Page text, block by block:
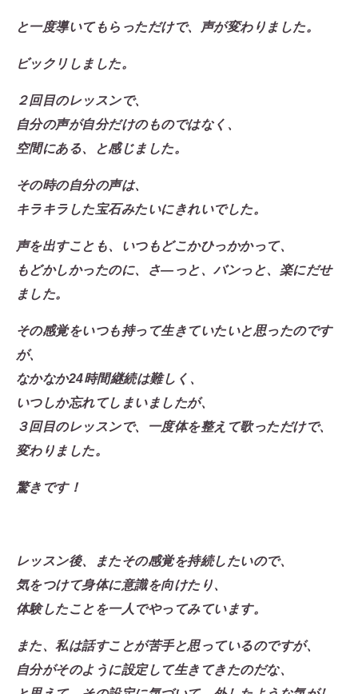
と一度導いてもらっただけで、声が変わりました。
ビックリしました。
２回目のレッスンで、
自分の声が自分だけのものではなく、
空間にある、と感じました。
その時の自分の声は、
キラキラした宝石みたいにきれいでした。
声を出すことも、いつもどこかひっかかって、
もどかしかったのに、さ―っと、バンっと、楽にだせ
ました。
その感覚をいつも持って生きていたいと思ったのです
が、
なかなか24時間継続は難しく、
いつしか忘れてしまいましたが、
３回目のレッスンで、一度体を整えて歌っただけで、
変わりました。
驚きです！
レッスン後、またその感覚を持続したいので、
気をつけて身体に意識を向けたり、
体験したことを一人でやってみています。
また、私は話すことが苦手と思っているのですが、
自分がそのように設定して生きてきたのだな、